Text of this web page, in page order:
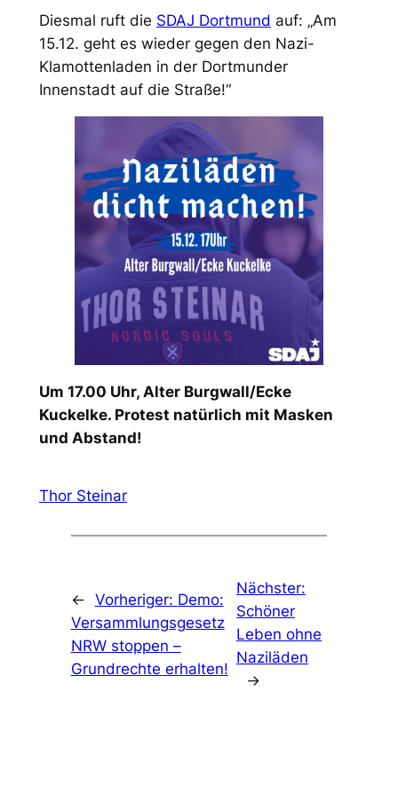
Diesmal ruft die SDAJ Dortmund auf: „Am
15.12. geht es wieder gegen den Nazi-
Klamottenladen in der Dortmunder
Innenstadt auf die Straße!“
Um 17.00 Uhr, Alter Burgwall/Ecke
Kuckelke. Protest natürlich mit Masken
und Abstand!
Thor Steinar
← Vorheriger: Demo:
Versammlungsgesetz
NRW stoppen –
Grundrechte erhalten!
Nächster:
Schöner
Leben ohne
Naziläden
→